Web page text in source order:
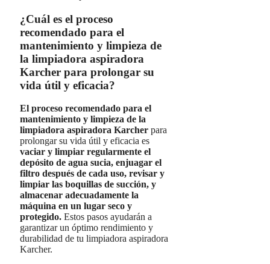
¿Cuál es el proceso
recomendado para el
mantenimiento y limpieza de
la limpiadora aspiradora
Karcher para prolongar su
vida útil y eficacia?
El proceso recomendado para el
mantenimiento y limpieza de la
limpiadora aspiradora Karcher para
prolongar su vida útil y eficacia es
vaciar y limpiar regularmente el
depósito de agua sucia, enjuagar el
filtro después de cada uso, revisar y
limpiar las boquillas de succión, y
almacenar adecuadamente la
máquina en un lugar seco y
protegido. Estos pasos ayudarán a
garantizar un óptimo rendimiento y
durabilidad de tu limpiadora aspiradora
Karcher.